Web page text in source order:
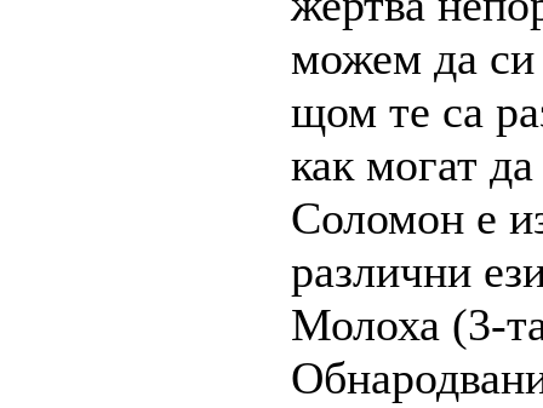
можем да си
щом те са
как могат
Соломон е
различни
Молоха (3-